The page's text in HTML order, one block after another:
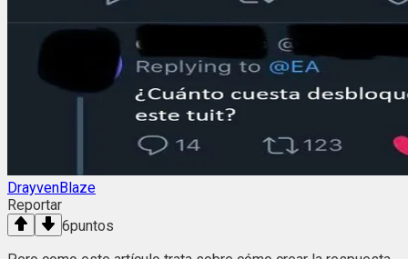
DrayvenBlaze
Reportar
6puntos